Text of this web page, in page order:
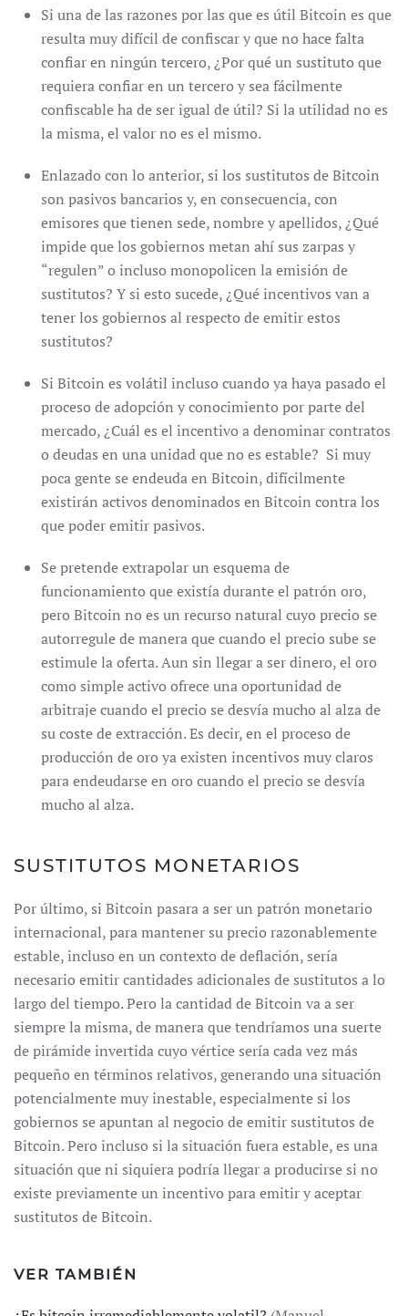
Si una de las razones por las que es útil Bitcoin es que
resulta muy difícil de confiscar y que no hace falta
confiar en ningún tercero, ¿Por qué un sustituto que
requiera confiar en un tercero y sea fácilmente
confiscable ha de ser igual de útil? Si la utilidad no es
la misma, el valor no es el mismo.
Enlazado con lo anterior, si los sustitutos de Bitcoin
son pasivos bancarios y, en consecuencia, con
emisores que tienen sede, nombre y apellidos, ¿Qué
impide que los gobiernos metan ahí sus zarpas y
“regulen” o incluso monopolicen la emisión de
sustitutos? Y si esto sucede, ¿Qué incentivos van a
tener los gobiernos al respecto de emitir estos
sustitutos?
Si Bitcoin es volátil incluso cuando ya haya pasado el
proceso de adopción y conocimiento por parte del
mercado, ¿Cuál es el incentivo a denominar contratos
o deudas en una unidad que no es estable? Si muy
poca gente se endeuda en Bitcoin, difícilmente
existirán activos denominados en Bitcoin contra los
que poder emitir pasivos.
Se pretende extrapolar un esquema de
funcionamiento que existía durante el patrón oro,
pero Bitcoin no es un recurso natural cuyo precio se
autorregule de manera que cuando el precio sube se
estimule la oferta. Aun sin llegar a ser dinero, el oro
como simple activo ofrece una oportunidad de
arbitraje cuando el precio se desvía mucho al alza de
su coste de extracción. Es decir, en el proceso de
producción de oro ya existen incentivos muy claros
para endeudarse en oro cuando el precio se desvía
mucho al alza.
SUSTITUTOS MONETARIOS
Por último, si Bitcoin pasara a ser un patrón monetario
internacional, para mantener su precio razonablemente
estable, incluso en un contexto de deflación, sería
necesario emitir cantidades adicionales de sustitutos a lo
largo del tiempo. Pero la cantidad de Bitcoin va a ser
siempre la misma, de manera que tendríamos una suerte
de pirámide invertida cuyo vértice sería cada vez más
pequeño en términos relativos, generando una situación
potencialmente muy inestable, especialmente si los
gobiernos se apuntan al negocio de emitir sustitutos de
Bitcoin. Pero incluso si la situación fuera estable, es una
situación que ni siquiera podría llegar a producirse si no
existe previamente un incentivo para emitir y aceptar
sustitutos de Bitcoin.
VER TAMBIÉN